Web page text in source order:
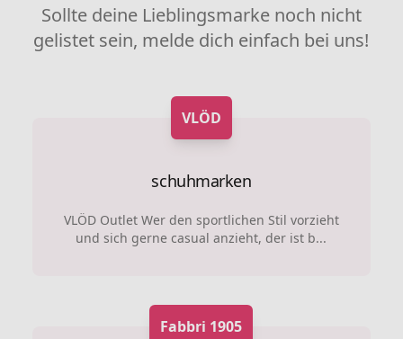
Sollte deine Lieblingsmarke noch nicht
gelistet sein, melde dich einfach bei uns!
VLÖD
schuhmarken
VLÖD Outlet Wer den sportlichen Stil vorzieht
und sich gerne casual anzieht, der ist b...
Fabbri 1905